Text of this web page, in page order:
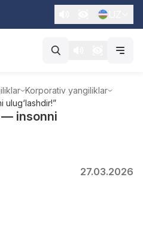
Korporativ yangiliklar
ulug‘lashdir!”
— insonni
27.03.2026